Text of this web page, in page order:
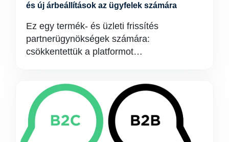
és új árbeállítások az ügyfelek számára
Ez egy termék- és üzleti frissítés
partnerügynökségek számára:
csökkentettük a platformot…